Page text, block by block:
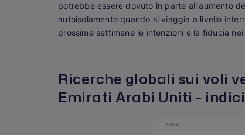
potrebbe essere dovuto in parte all'aumento
autoisolamento quando si viaggia a livello
prossime settimane le intenzioni e la fiducia
Ricerche globali sui voli
Emirati Arabi Uniti -